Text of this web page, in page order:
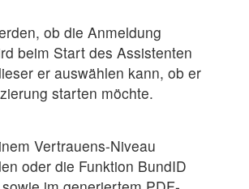
ob die Anmeldung
beim Start des Assistenten
er auswählen kann, ob er
starten möchte.
Vertrauens-Niveau
oder die Funktion BundID